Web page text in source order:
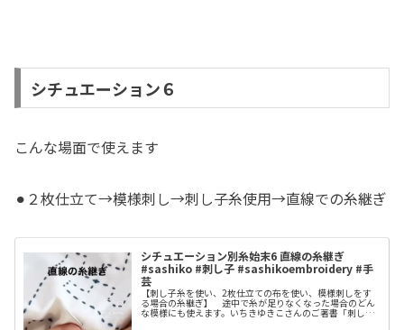
シチュエーション６
こんな場面で使えます
⚫︎２枚仕立て→模様刺し→刺し子糸使用→直線での糸継ぎ
シチュエーション別糸始末6 直線の糸継ぎ
#sashiko #刺し子 #sashikoembroidery #手
芸
【刺し子糸を使い、2枚仕立ての布を使い、模様刺しをす
る場合の糸継ぎ】 途中で糸が足りなくなった場合のどん
な模様にも使えます。いちきゆきこさんのご著書「刺し子
のきほん」のやり方をベースに少しだけアレンジさせてい